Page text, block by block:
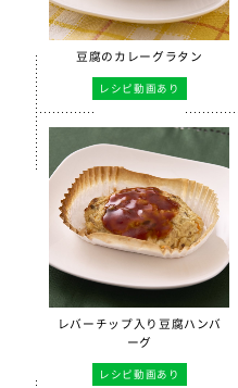
豆腐のカレーグラタン
レシピ動画あり
レバーチップ入り豆腐ハンバ
ーグ
レシピ動画あり